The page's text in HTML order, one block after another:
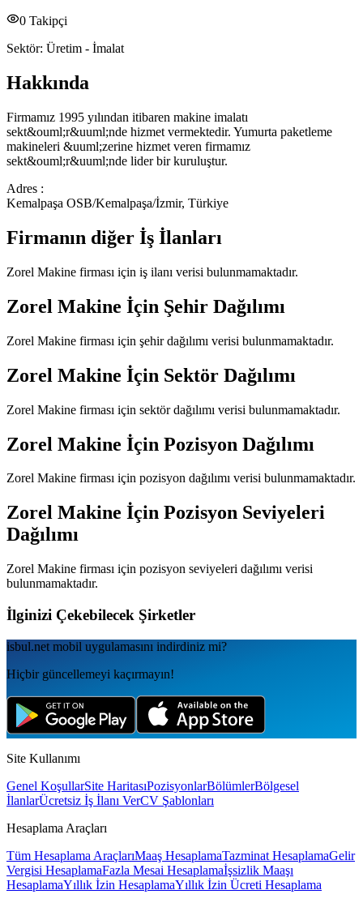
0 Takipçi
Sektör: Üretim - İmalat
Hakkında
Firmamız 1995 yılından itibaren makine imalatı
sekt&ouml;r&uuml;nde hizmet vermektedir. Yumurta paketleme
makineleri &uuml;zerine hizmet veren firmamız
sekt&ouml;r&uuml;nde lider bir kuruluştur.
Adres :
Kemalpaşa OSB/Kemalpaşa/İzmir, Türkiye
Firmanın diğer İş İlanları
Zorel Makine firması için iş ilanı verisi bulunmamaktadır.
Zorel Makine İçin Şehir Dağılımı
Zorel Makine firması için şehir dağılımı verisi bulunmamaktadır.
Zorel Makine İçin Sektör Dağılımı
Zorel Makine firması için sektör dağılımı verisi bulunmamaktadır.
Zorel Makine İçin Pozisyon Dağılımı
Zorel Makine firması için pozisyon dağılımı verisi bulunmamaktadır.
Zorel Makine İçin Pozisyon Seviyeleri
Dağılımı
Zorel Makine firması için pozisyon seviyeleri dağılımı verisi
bulunmamaktadır.
İlginizi Çekebilecek Şirketler
isbul.net mobil uygulamаsını indirdiniz mi?
Hiçbir güncellemeyi kaçırmayın!
Site Kullanımı
Genel KoşullarSite HaritasıPozisyonlarBölümlerBölgesel
İlanlarÜcretsiz İş İlanı VerCV Şablonları
Hesaplama Araçları
Tüm Hesaplama AraçlarıMaaş HesaplamaTazminat HesaplamaGelir
Vergisi HesaplamaFazla Mesai Hesaplamaİşsizlik Maaşı
HesaplamaYıllık İzin HesaplamaYıllık İzin Ücreti Hesaplama